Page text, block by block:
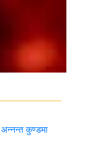
कुण्डमा